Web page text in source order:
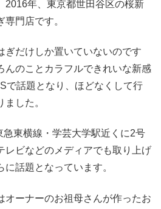
2016年、東京都世田谷区の桜新
門店です。
ぎだけしか置いていないのです
んのことカラフルできれいな新感
で話題となり、ほどなくして行
した。
東横線・学芸大学駅近くに2号
レビなどのメディアでも取り上げ
話題となっています。
オーナーのお祖母さんが作ったお